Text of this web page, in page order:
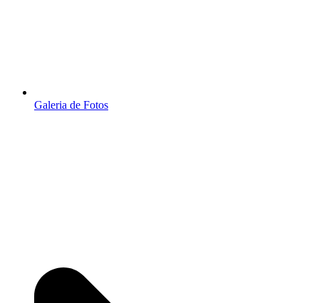
Galeria de Fotos